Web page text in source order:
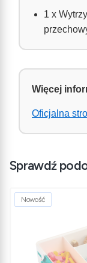
1 x
Więcej
Oficjalna
Sprawdź
Nowość